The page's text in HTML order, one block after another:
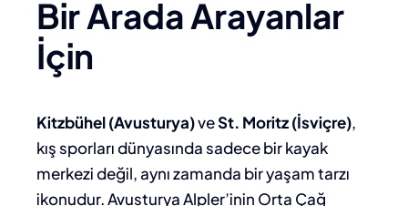
Bir Arada Arayanlar
İçin
Kitzbühel (Avusturya)veSt. Moritz (İsviçre),
kış sporları dünyasında sadece bir kayak
merkezi değil, aynı zamanda bir yaşam tarzı
ikonudur. Avusturya Alpler’inin Orta Çağ